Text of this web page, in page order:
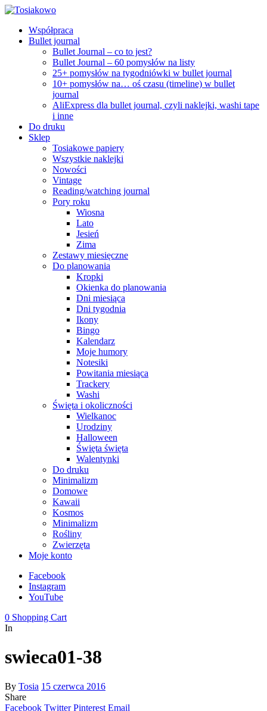
Współpraca
Bullet journal
Bullet Journal – co to jest?
Bullet Journal – 60 pomysłów na listy
25+ pomysłów na tygodniówki w bullet journal
10+ pomysłów na… oś czasu (timeline) w bullet
journal
AliExpress dla bullet journal, czyli naklejki, washi tape
i inne
Do druku
Sklep
Tosiakowe papiery
Wszystkie naklejki
Nowości
Vintage
Reading/watching journal
Pory roku
Wiosna
Lato
Jesień
Zima
Zestawy miesięczne
Do planowania
Kropki
Okienka do planowania
Dni miesiąca
Dni tygodnia
Ikony
Bingo
Kalendarz
Moje humory
Notesiki
Powitania miesiąca
Trackery
Washi
Święta i okoliczności
Wielkanoc
Urodziny
Halloween
Święta święta
Walentynki
Do druku
Minimalizm
Domowe
Kawaii
Kosmos
Minimalizm
Rośliny
Zwierzęta
Moje konto
Facebook
Instagram
YouTube
0 Shopping Cart
In
swieca01-38
By Tosia 15 czerwca 2016
Share
Facebook Twitter Pinterest Email